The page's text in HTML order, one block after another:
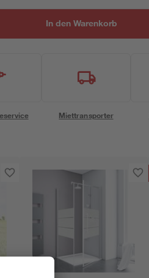
In den Warenkorb
Miettransporter